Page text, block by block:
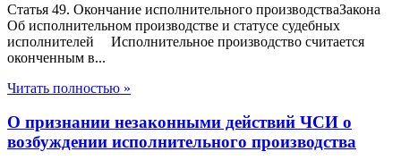
Статья 49. Окончание исполнительного производстваЗакона
Об исполнительном производстве и статусе судебных
исполнителей Исполнительное производство считается
оконченным в...
Читать полностью »
О признании незаконными действий ЧСИ о
возбуждении исполнительного производства